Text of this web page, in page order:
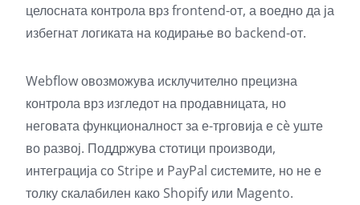
целосната контрола врз frontend-от, а воедно да ја
избегнат логиката на кодирање во backend-от.
Webflow овозможува исклучително прецизна
контрола врз изгледот на продавницата, но
неговата функционалност за е-трговија е сè уште
во развој. Поддржува стотици производи,
интеграција со Stripe и PayPal системите, но не е
толку скалабилен како Shopify или Magento.